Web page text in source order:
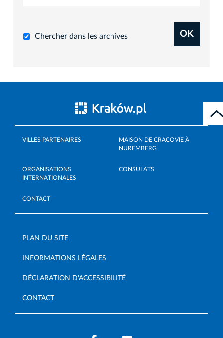
Chercher dans les archives OK
VILLES PARTENAIRES
MAISON DE CRACOVIE À
NUREMBERG
ORGANISATIONS
INTERNATIONALES
CONSULATS
CONTACT
PLAN DU SITE
INFORMATIONS LÉGALES
DÉCLARATION D’ACCESSIBILITÉ
CONTACT